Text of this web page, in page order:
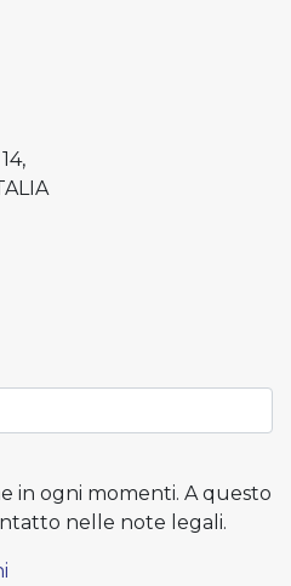
in ogni momenti. A questo
nelle note legali.